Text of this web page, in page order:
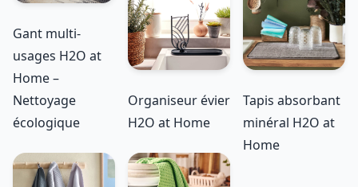
Gant multi-
usages H2O at
Home –
Nettoyage
écologique
Organiseur évier
H2O at Home
Tapis absorbant
minéral H2O at
Home